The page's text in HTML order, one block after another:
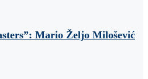
Mario Željo Milošević